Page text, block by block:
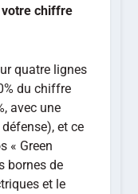
chiffre
quatre lignes
du chiffre
avec une
et ce
« Green
bornes de
et le